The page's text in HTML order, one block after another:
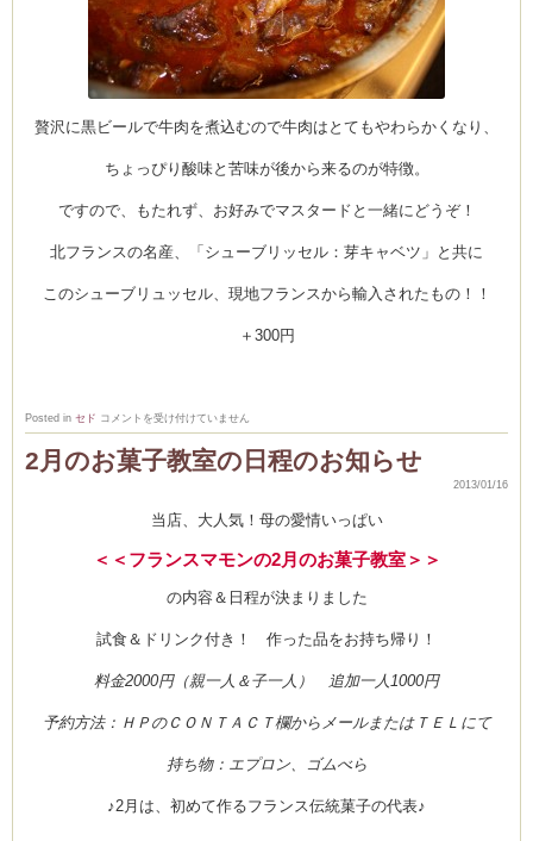
贅沢に黒ビールで牛肉を煮込むので牛肉はとてもやわらかくなり、
ちょっぴり酸味と苦味が後から来るのが特徴。
ですので、もたれず、お好みでマスタードと一緒にどうぞ！
北フランスの名産、「シューブリッセル：芽キャベツ」と共に
このシューブリュッセル、現地フランスから輸入されたもの！！
＋300円
Posted in セド Carbonnade
ル
ボ
マ
コメントを受け付けていません
2月のお菓子教室の日程のお知らせ
2013/01/16
当店、大人気！母の愛情いっぱい
＜＜フランスマモンの2月のお菓子教室＞＞
の内容＆日程が決まりました
試食＆ドリンク付き！ 作った品をお持ち帰り！
料金2000円（親一人＆子一人） 追加一人1000円
予約方法：ＨＰのＣＯＮＴＡＣＴ欄からメールまたはＴＥＬにて
持ち物：エプロン、ゴムべら
♪2月は、初めて作るフランス伝統菓子の代表♪